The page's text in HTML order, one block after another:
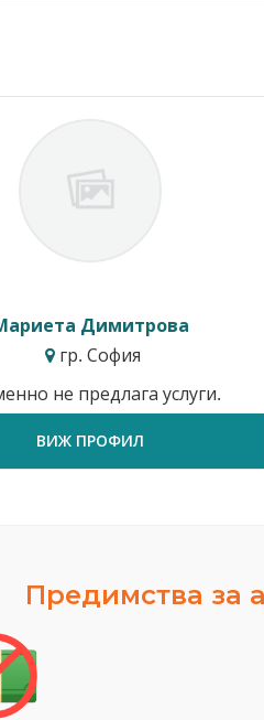
Димитрова
гр. София
не предлага услуги.
ВИЖ ПРОФИЛ
Предимства за